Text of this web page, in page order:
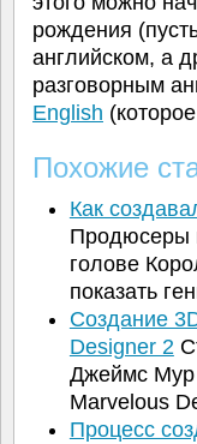
рождения
английском, а
разговорным
English
Похожие
Как
Продюсеры
голове
показать
Создание
Designer 2
Джеймс Мур
Marvelous
Процесс